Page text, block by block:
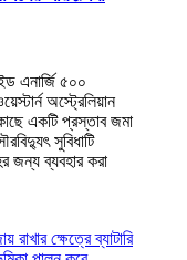
এনার্জি ৫০০
অস্ট্রেলিয়ান
একটি প্রস্তাব জমা
সুবিধাটি
জন্য ব্যবহার করা